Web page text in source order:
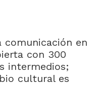
comunicación en
con 300
intermedios;
cultural es